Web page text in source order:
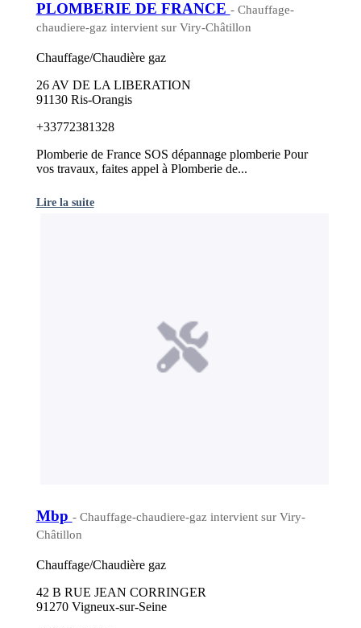
PLOMBERIE DE FRANCE - Chauffage-
chaudiere-gaz intervient sur Viry-Châtillon
Chauffage/Chaudière gaz
26 AV DE LA LIBERATION
91130 Ris-Orangis
+33772381328
Plomberie de France SOS dépannage plomberie Pour
vos travaux, faites appel à Plomberie de...
Lire la suite
Mbp - Chauffage-chaudiere-gaz intervient sur Viry-
Châtillon
Chauffage/Chaudière gaz
42 B RUE JEAN CORRINGER
91270 Vigneux-sur-Seine